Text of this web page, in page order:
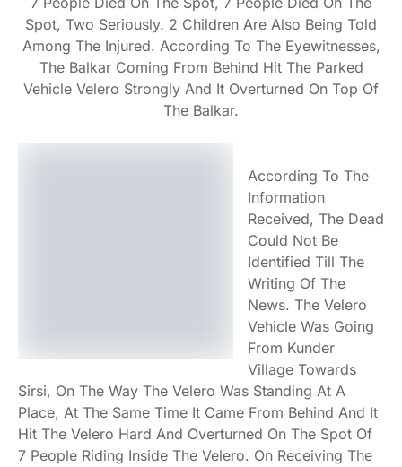
Spot, Two Seriously. 2 Children Are Also Being Told
Among The Injured. According To The Eyewitnesses,
The Balkar Coming From Behind Hit The Parked
Vehicle Velero Strongly And It Overturned On Top Of
The Balkar.
According To The
Information
Received, The Dead
Could Not Be
Identified Till The
Writing Of The
News. The Velero
Vehicle Was Going
From Kunder
Village Towards
Sirsi, On The Way The Velero Was Standing At A
Place, At The Same Time It Came From Behind And It
Hit The Velero Hard And Overturned On The Spot Of
7 People Riding Inside The Velero. On Receiving The